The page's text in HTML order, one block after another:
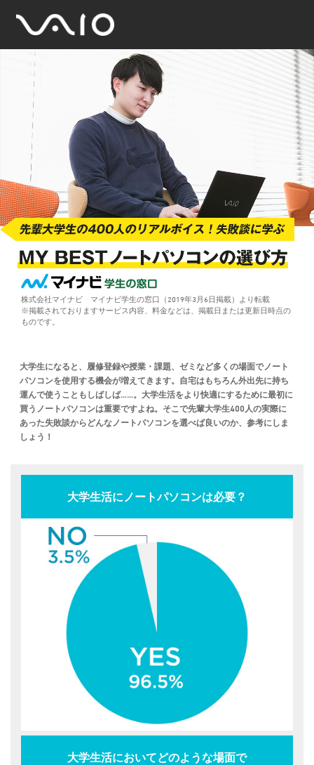
株式会社マイナビ マイナビ学生の窓口（2019年3月6日掲載）より転載
※掲載されておりますサービス内容、料金などは、掲載日または更新日時点の
ものです。
大学生になると、履修登録や授業・課題、ゼミなど多くの場面でノート
パソコンを使用する機会が増えてきます。自宅はもちろん外出先に持ち
運んで使うこともしばしば……。大学生活をより快適にするために最初に
買うノートパソコンは重要ですよね。そこで先輩大学生400人の実際に
あった失敗談からどんなノートパソコンを選べば良いのか、参考にしま
しょう！
大学生活にノートパソコンは必要？
大学生活においてどのような場面で